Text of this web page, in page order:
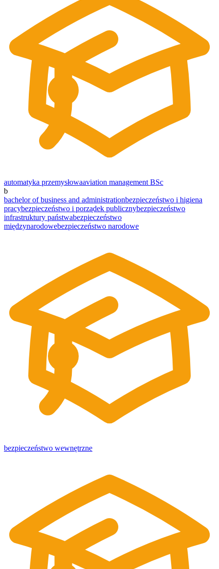
automatyka przemysłowaaviation management BSc
b
bachelor of business and administrationbezpieczeństwo i higiena
pracybezpieczeństwo i porządek publicznybezpieczeństwo
infrastruktury państwabezpieczeństwo
międzynarodowebezpieczeństwo narodowe
bezpieczeństwo wewnętrzne